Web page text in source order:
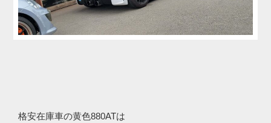
格安在庫車の黄色880ATは